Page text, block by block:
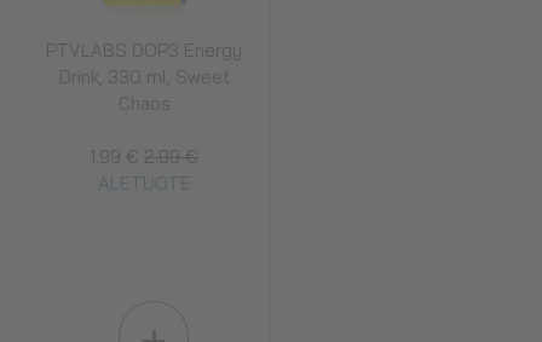
PTVLABS DOP3 Energy
Drink, 330 ml, Sweet
Chaos
1.99 € 2.99 €
ALETUOTE